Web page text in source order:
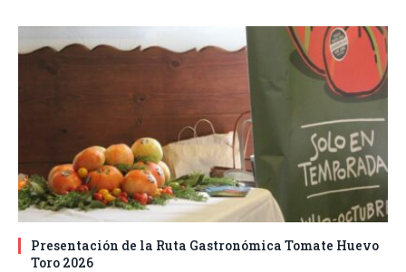
Presentación de la Ruta Gastronómica Tomate Huevo
Toro 2026